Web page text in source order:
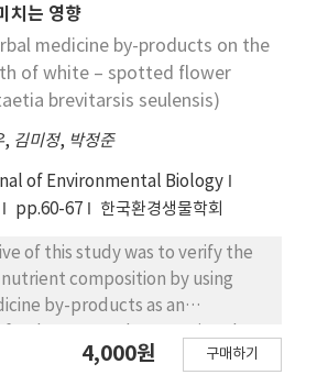
결과 레몬밤이 설치된 곳에서 높았으
과 애플제라늄은 오히려 기피하는 것으
이 결과는 유인제, 기피제 및 트랩 식물
식물을 사용하는 담배가루이의 대체
도움이 될 것으로 기대된다.
치는 영향
medicine by-products on the
of white – spotted flower
brevitarsis seulensis)
, 김미정, 박정준
of Environmental Biology
pp.60-67 한국환경생물학회
of this study was to verify the
composition by using
by-products as an
on Protaeria brevitarsis
4,000원 구매하기